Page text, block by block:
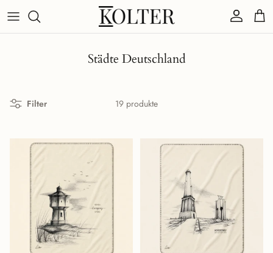
Konto
Städte Deutschland
Filter 19 produkte